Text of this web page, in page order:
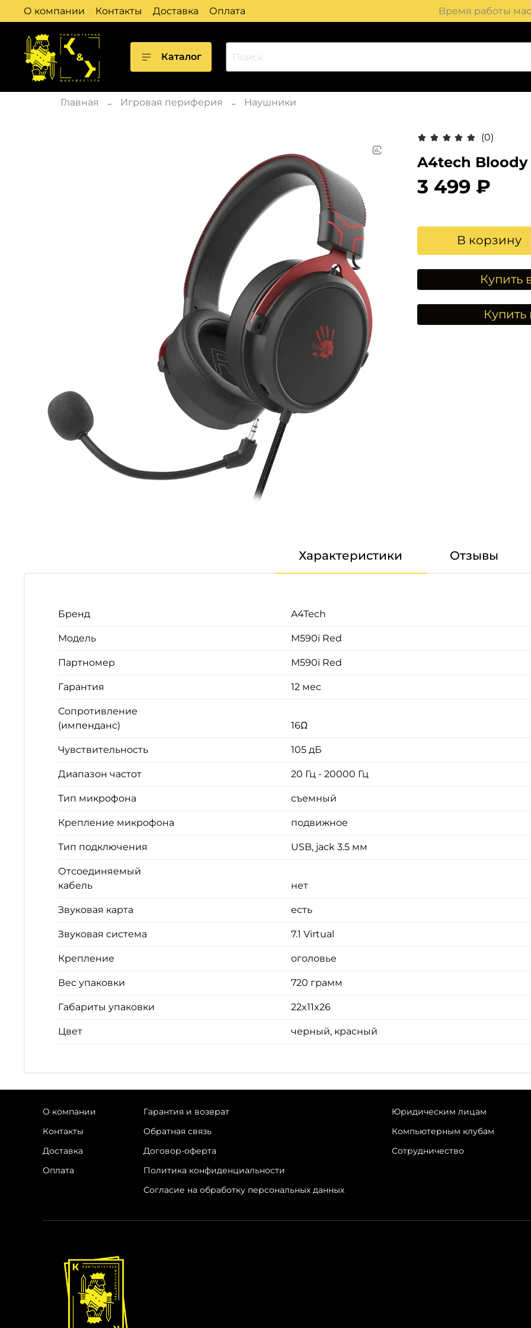
О компании Контакты Доставка Оплата Время работы
Каталог
Главная Игровая периферия Наушники
(0)
A4tech Bloody
3 499 ₽
В корзину
Купить
Купить
Характеристики Отзывы
Бренд A4Tech
Модель M590i Red
Партномер M590i Red
Гарантия 12 мес
Сопротивление
(импенданс)
16Ω
Чувствительность 105 дБ
Диапазон частот 20 Гц - 20000 Гц
Тип микрофона съемный
Крепление микрофона подвижное
Тип подключения USB, jack 3.5 мм
Отсоединяемый
кабель
нет
Звуковая карта есть
Звуковая система 7.1 Virtual
Крепление оголовье
Вес упаковки 720 грамм
Габариты упаковки 22x11x26
Цвет черный, красный
О компании
Контакты
Доставка
Оплата
Гарантия и возврат
Обратная связь
Договор-оферта
Политика конфиденциальности
Согласие на обработку персональных данных
Юридическим лицам
Компьютерным клубам
Сотрудничество